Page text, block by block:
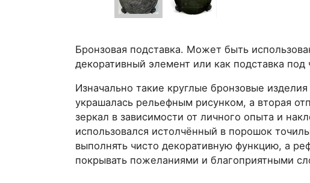
Бронзовая подставка. Может быть
декоративный элемент или как подставка под
Изначально такие круглые бронзовые
украшалась рельефным рисунком, а вторая
зеркал в зависимости от личного опыта и
использовался истолчённый в порошок
выполнять чисто декоративную функцию, а
покрывать пожеланиями и благоприятными